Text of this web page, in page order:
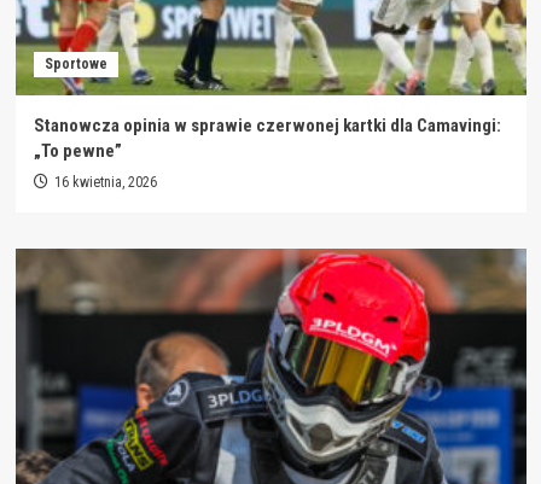
Sportowe
Stanowcza opinia w sprawie czerwonej kartki dla Camavingi:
„To pewne”
16 kwietnia, 2026